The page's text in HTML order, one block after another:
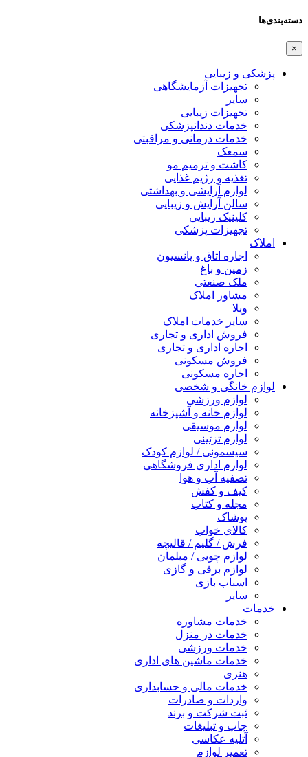
دسته‌بندی‌ها
×
پزشکی و زیبایی
تجهیزات آزمایشگاهی
سایر
تجهیزات زیبایی
خدمات دندانپزشکی
خدمات درمانی و مراقبتی
سمعک
کاشت و ترمیم مو
تغذیه و رژیم غذایی
لوازم آرایشی و بهداشتی
سالن آرایش و زیبایی
کلینیک زیبایی
تجهیزات پزشکی
املاک
اجاره اتاق و پانسیون
زمین و باغ
ملک صنعتی
مشاور املاک
ویلا
سایر خدمات املاک
فروش اداری و تجاری
اجاره اداری و تجاری
فروش مسکونی
اجاره مسکونی
لوازم خانگی و شخصی
لوازم ورزشی
لوازم خانه و آشپزخانه
لوازم موسیقی
لوازم تزئینی
سیسمونی / لوازم کودک
لوازم اداری فروشگاهی
تصفیه آب و هوا
کیف و کفش
مجله و کتاب
پوشاک
کالای خواب
فرش / گلیم / قالیچه
لوازم چوبی / مبلمان
لوازم برقی و گازی
اسباب بازی
سایر
خدمات
خدمات مشاوره
خدمات در منزل
خدمات ورزشی
خدمات ماشین های اداری
هنری
خدمات مالی و حسابداری
واردات و صادرات
ثبت شرکت و برند
چاپ و تبلیغات
آتلیه عکاسی
تعمیر لوازم